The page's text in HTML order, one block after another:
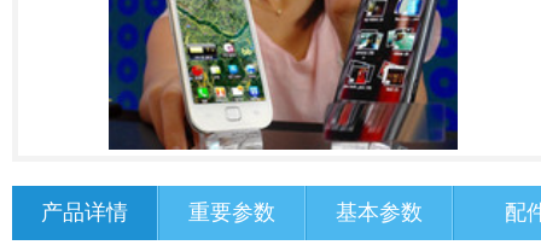
产品详情 重要参数 基本参数 配